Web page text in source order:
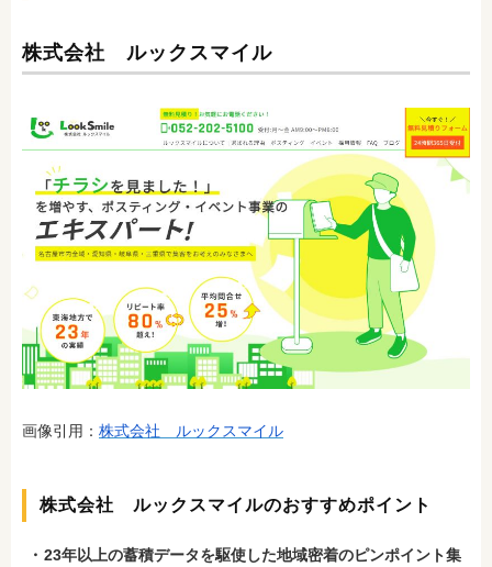
株式会社 ルックスマイル
画像引用： 株式会社 ルックスマイル
株式会社 ルックスマイルのおすすめポイント
23年以上の蓄積データを駆使した地域密着のピンポイント集